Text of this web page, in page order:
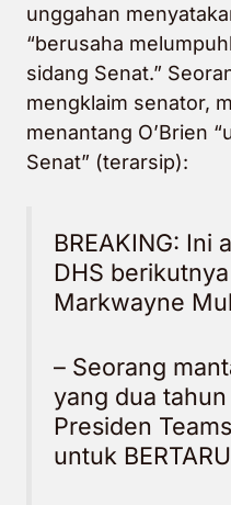
unggahan
“berusaha
sidang Senat.”
mengklaim senator,
menantang O’Brien
Senat” (terarsip):
BREAKING: Ini
DHS
Markwayne
– Seorang
yang dua
Presiden
untuk